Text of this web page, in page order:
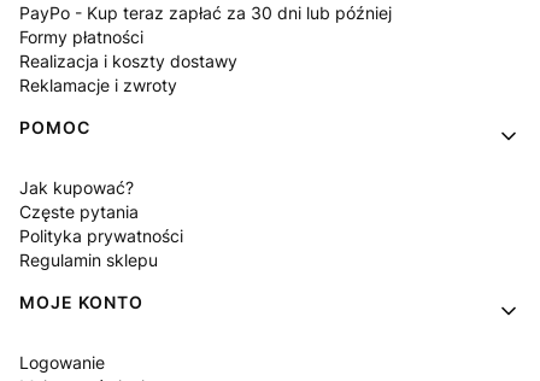
PayPo - Kup teraz zapłać za 30 dni lub później
Formy płatności
Realizacja i koszty dostawy
Reklamacje i zwroty
POMOC
Jak kupować?
Częste pytania
Polityka prywatności
Regulamin sklepu
MOJE KONTO
Logowanie